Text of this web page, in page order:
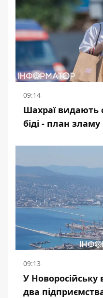
09:14
Шахраї видають
біді - план
09:13
У
два